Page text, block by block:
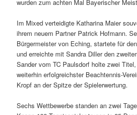
wurden zum achten Mal Bayerischer
Im Mixed verteidigte Katharina Maier
ihrem neuem Partner Patrick Hofmann.
Bürgermeister von Eching, startete für
und erreichte mit Sandra Diller den
Sander vom TC Paulsdorf holte zwei
weiterhin erfolgreichster Beachtennis-
Kropf an der Spitze der Spielerwertung.
Sechs Wettbewerbe standen an zwei